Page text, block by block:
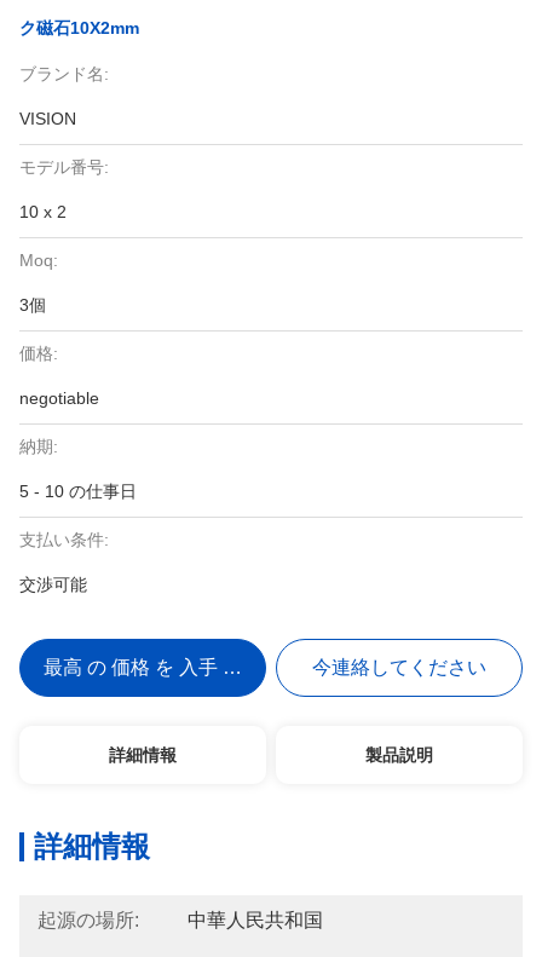
ク磁石10X2mm
ブランド名:
VISION
モデル番号:
10 x 2
Moq:
3個
価格:
negotiable
納期:
5 - 10 の仕事日
支払い条件:
交渉可能
最高 の 価格 を 入手 する 今連絡してください
詳細情報 製品説明
詳細情報
起源の場所: 中華人民共和国